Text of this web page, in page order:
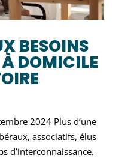
BESOINS
DOMICILE
2024 Plus d’une
associatifs, élus
d’interconnaissance.